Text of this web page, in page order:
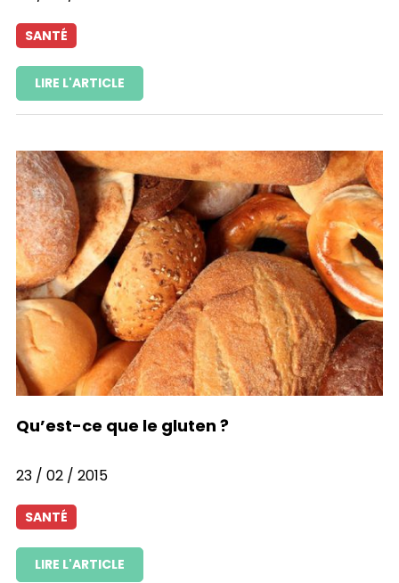
SANTÉ
LIRE L'ARTICLE
Qu’est-ce que le gluten ?
23 / 02 / 2015
SANTÉ
LIRE L'ARTICLE